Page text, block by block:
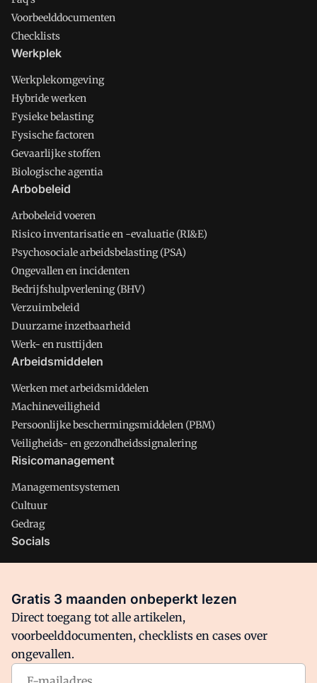
Voorbeelddocumenten
Checklists
Werkplek
Werkplekomgeving
Hybride werken
Fysieke belasting
Fysische factoren
Gevaarlijke stoffen
Biologische agentia
Arbobeleid
Arbobeleid voeren
Risico inventarisatie en -evaluatie (RI&E)
Psychosociale arbeidsbelasting (PSA)
Ongevallen en incidenten
Bedrijfshulpverlening (BHV)
Verzuimbeleid
Duurzame inzetbaarheid
Werk- en rusttijden
Arbeidsmiddelen
Werken met arbeidsmiddelen
Machineveiligheid
Persoonlijke beschermingsmiddelen (PBM)
Veiligheids- en gezondheidssignalering
Risicomanagement
Managementsystemen
Cultuur
Gedrag
Socials
Facebook
Arbo is onderdeel van VMN media. Lees inons manifestwaar
Gratis 3 maanden onbeperkt lezen
Direct toegang tot alle artikelen,
voorbeelddocumenten, checklists en cases over
ongevallen.